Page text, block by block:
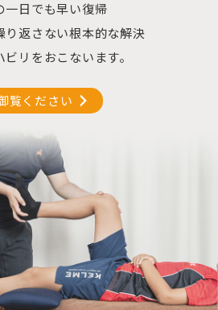
一日でも早い復帰
り返さない根本的な解決
リをおこないます。
覧ください